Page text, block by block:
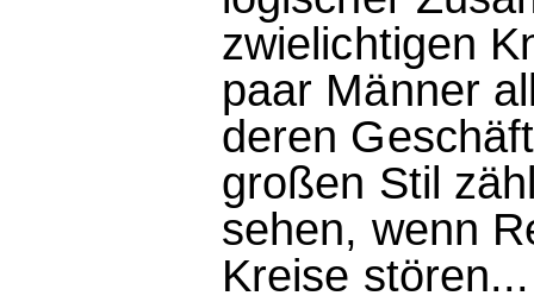
zwielichtigen
paar Männer
deren
großen Stil
sehen, wenn
Kreise stören...